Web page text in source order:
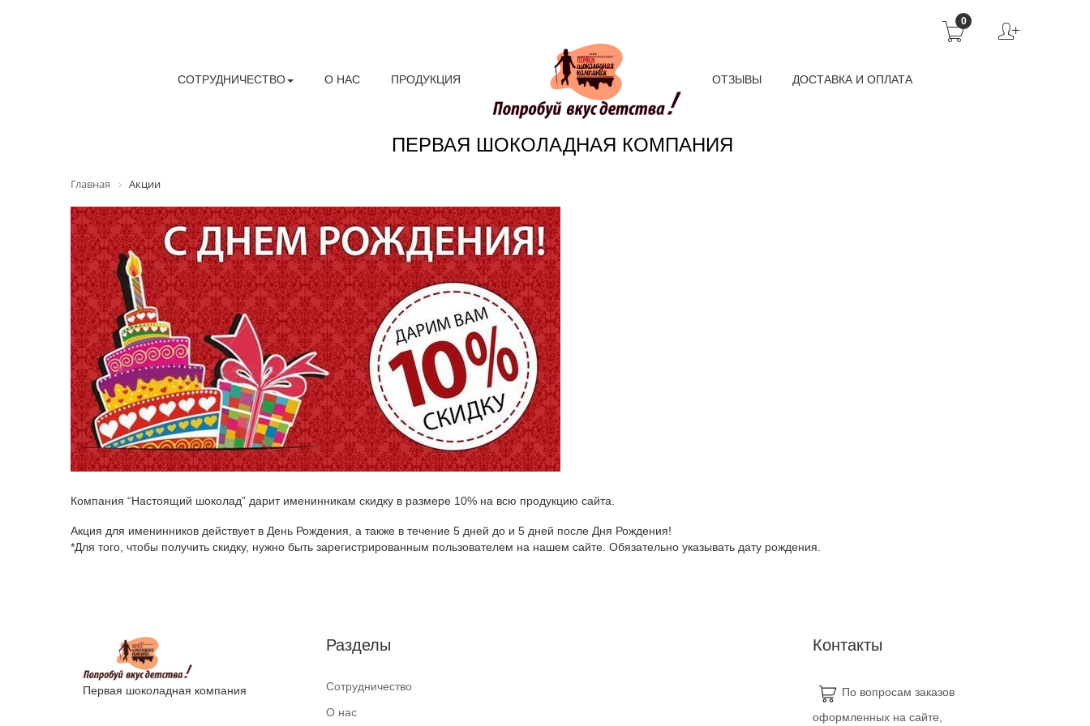
0
СОТРУДНИЧЕСТВО О НАС ПРОДУКЦИЯ ОТЗЫВЫ ДОСТАВКА И ОПЛАТА
ПЕРВАЯ ШОКОЛАДНАЯ КОМПАНИЯ
Главная Акции
Компания “Настоящий шоколад” дарит именинникам скидку в размере 10% на всю продукцию сайта.
Акция для именинников действует в День Рождения, а также в течение 5 дней до и 5 дней после Дня Рождения!
*Для того, чтобы получить скидку, нужно быть зарегистрированным пользователем на нашем сайте. Обязательно указывать дату рождения.
Первая шоколадная компания
Разделы
Сотрудничество
О нас
Контакты
По вопросам заказов
оформленных на сайте,